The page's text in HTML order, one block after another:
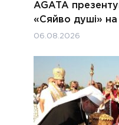
AGATA
«Сяйво душі» на
06.08.2026